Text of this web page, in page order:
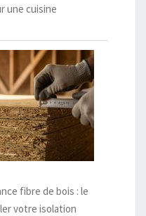
une cuisine
fibre de bois : le
votre isolation